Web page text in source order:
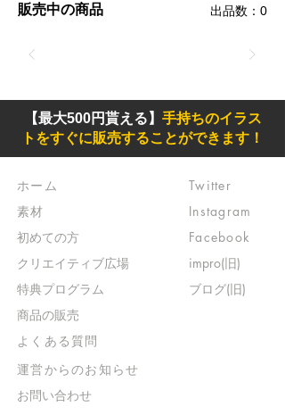
販売中の商品 ​出品数：0
【最大500円貰える】 手持ちのイラス
トをすぐに販売することができます！
ホーム
素材
初めての方
​クリエイティブ広場
​特典プログラム
​商品の販売
よくある質問
Twitter
Instagram
Facebook
impro(旧)​
ブログ(旧)
​運営からのお知らせ
お問い合わせ